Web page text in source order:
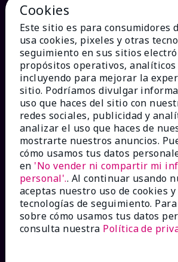
¿CÓMO PODEMOS AYUDAR?
Recibe e-mails
Ver estado del pedido
Contáctanos
Catálogos interactivos
Preguntas frecuentes
Cookies
Este sitio es para consumidores
usa cookies, pixeles y otras
seguimiento en sus sitios
propósitos operativos, analíticos
incluyendo para mejorar la
sitio. Podríamos divulgar
uso que haces del sitio con
redes sociales, publicidad y
analizar el uso que haces de
mostrarte nuestros anuncios.
cómo usamos tus datos
en 'No vender ni compartir mi
personal'.. Al continuar usando
aceptas nuestro uso de cookies
tecnologías de seguimiento.
sobre cómo usamos tus datos
consulta nuestra Política de